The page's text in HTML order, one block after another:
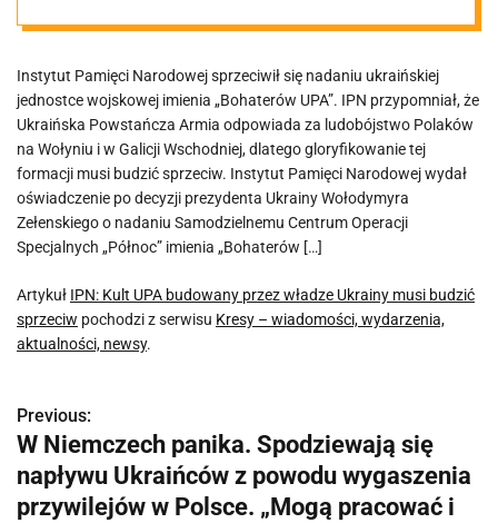
budzić sprzeciw
Instytut Pamięci Narodowej sprzeciwił się nadaniu ukraińskiej
jednostce wojskowej imienia „Bohaterów UPA”. IPN przypomniał, że
Ukraińska Powstańcza Armia odpowiada za ludobójstwo Polaków
na Wołyniu i w Galicji Wschodniej, dlatego gloryfikowanie tej
formacji musi budzić sprzeciw. Instytut Pamięci Narodowej wydał
oświadczenie po decyzji prezydenta Ukrainy Wołodymyra
Zełenskiego o nadaniu Samodzielnemu Centrum Operacji
Specjalnych „Północ” imienia „Bohaterów […]
Artykuł IPN: Kult UPA budowany przez władze Ukrainy musi budzić
sprzeciw pochodzi z serwisu Kresy – wiadomości, wydarzenia,
aktualności, newsy.
N
a
w
Previous:
W Niemczech panika. Spodziewają się
napływu Ukraińców z powodu wygaszenia
przywilejów w Polsce. „Mogą pracować i